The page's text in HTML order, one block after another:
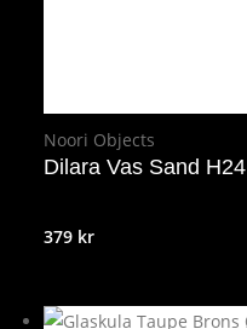
Noori Objects
Dilara Vas Sand H24
379 kr